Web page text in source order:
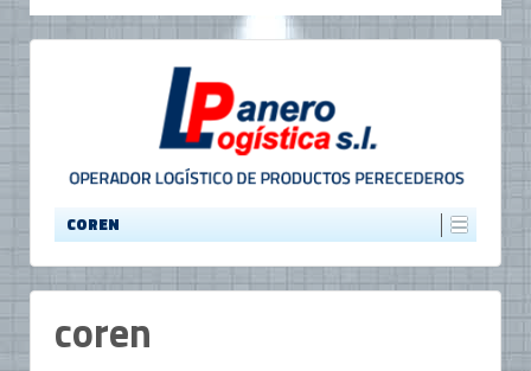
COREN
coren